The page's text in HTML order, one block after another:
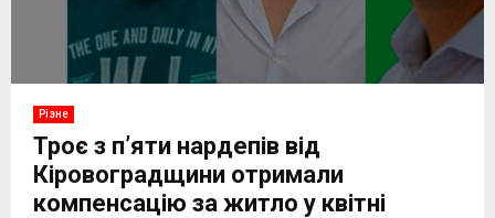
Різне
Троє з п’яти нардепів від
Кіровоградщини отримали
компенсацію за житло у квітні